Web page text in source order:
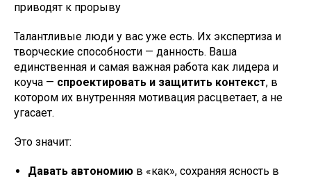
приводят к прорыву
Талантливые люди у вас уже есть. Их экспертиза и
творческие способности — данность. Ваша
единственная и самая важная работа как лидера и
коуча — спроектировать и защитить контекст, в
котором их внутренняя мотивация расцветает, а не
угасает.
Это значит:
Давать автономию в «как», сохраняя ясность в